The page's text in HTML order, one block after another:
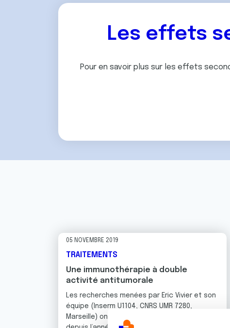
Les effets
Pour en savoir plus sur les effets
05 NOVEMBRE 2019
TRAITEMENTS
Une immunothérapie à double
activité antitumorale
Les recherches menées par Eric Vivier et son
équipe (Inserm U1104, CNRS UMR 7280,
Marseille) ont bénéficié de 6 labellisations